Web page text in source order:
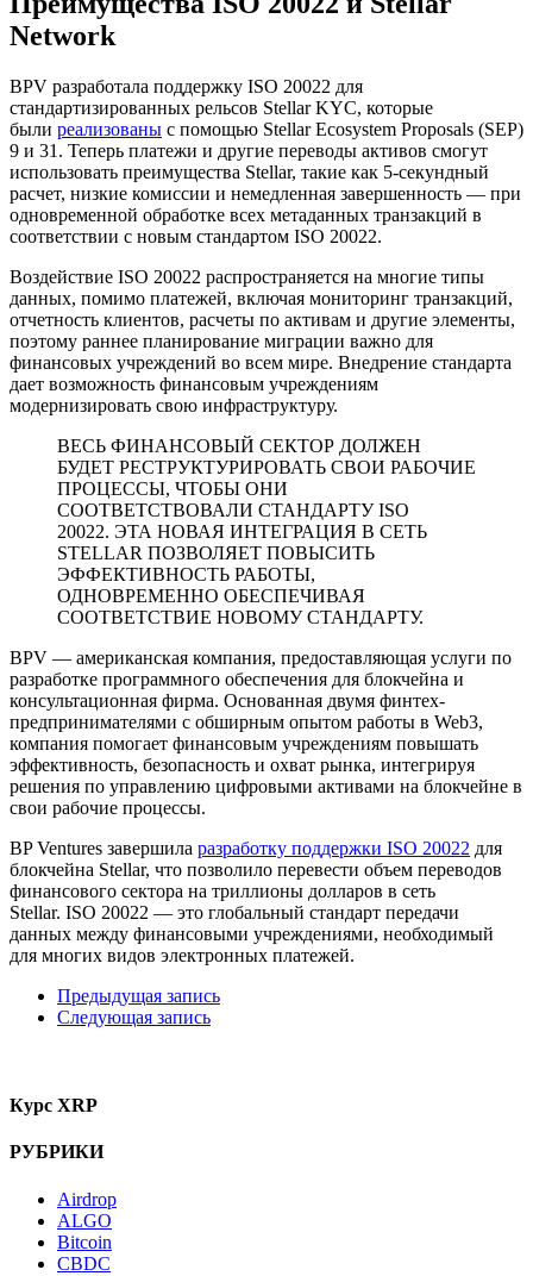
Network
BPV разработала поддержку ISO 20022 для
стандартизированных рельсов Stellar KYC, которые
были реализованы с помощью Stellar Ecosystem Proposals (SEP)
9 и 31. Теперь платежи и другие переводы активов смогут
использовать преимущества Stellar, такие как 5-секундный
расчет, низкие комиссии и немедленная завершенность — при
одновременной обработке всех метаданных транзакций в
соответствии с новым стандартом ISO 20022.
Воздействие ISO 20022 распространяется на многие типы
данных, помимо платежей, включая мониторинг транзакций,
отчетность клиентов, расчеты по активам и другие элементы,
поэтому раннее планирование миграции важно для
финансовых учреждений во всем мире. Внедрение стандарта
дает возможность финансовым учреждениям
модернизировать свою инфраструктуру.
ВЕСЬ ФИНАНСОВЫЙ СЕКТОР ДОЛЖЕН
БУДЕТ РЕСТРУКТУРИРОВАТЬ СВОИ РАБОЧИЕ
ПРОЦЕССЫ, ЧТОБЫ ОНИ
СООТВЕТСТВОВАЛИ СТАНДАРТУ ISO
20022. ЭТА НОВАЯ ИНТЕГРАЦИЯ В СЕТЬ
STELLAR ПОЗВОЛЯЕТ ПОВЫСИТЬ
ЭФФЕКТИВНОСТЬ РАБОТЫ,
ОДНОВРЕМЕННО ОБЕСПЕЧИВАЯ
СООТВЕТСТВИЕ НОВОМУ СТАНДАРТУ.
BPV — американская компания, предоставляющая услуги по
разработке программного обеспечения для блокчейна и
консультационная фирма. Основанная двумя финтех-
предпринимателями с обширным опытом работы в Web3,
компания помогает финансовым учреждениям повышать
эффективность, безопасность и охват рынка, интегрируя
решения по управлению цифровыми активами на блокчейне в
свои рабочие процессы.
BP Ventures завершила разработку поддержки ISO 20022 для
блокчейна Stellar, что позволило перевести объем переводов
финансового сектора на триллионы долларов в сеть
Stellar. ISO 20022 — это глобальный стандарт передачи
данных между финансовыми учреждениями, необходимый
для многих видов электронных платежей.
Предыдущая запись
Следующая запись
Курс XRP
РУБРИКИ
Airdrop
ALGO
Bitcoin
CBDC